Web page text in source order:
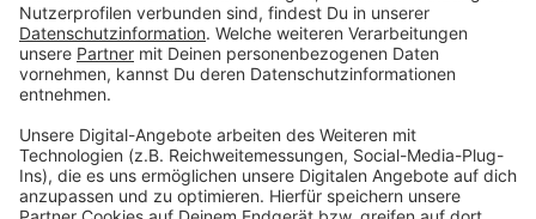
Du möchtest uns etwas sagen?
Studio Hotline
Kontaktformular